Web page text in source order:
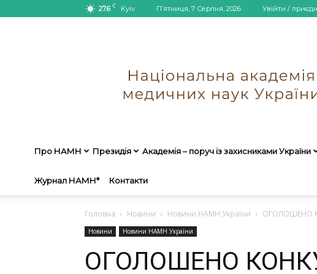
27.6 C Kyiv П’ятниця, 7 Серпня, 2026 Увійти /
Про НАМН Президія Академія – поруч із захисниками України
Журнал НАМН* Контакти
Головна Новини Новини НАМН України ОГОЛОШЕНО
Новини Новини НАМН України
ОГОЛОШЕНО